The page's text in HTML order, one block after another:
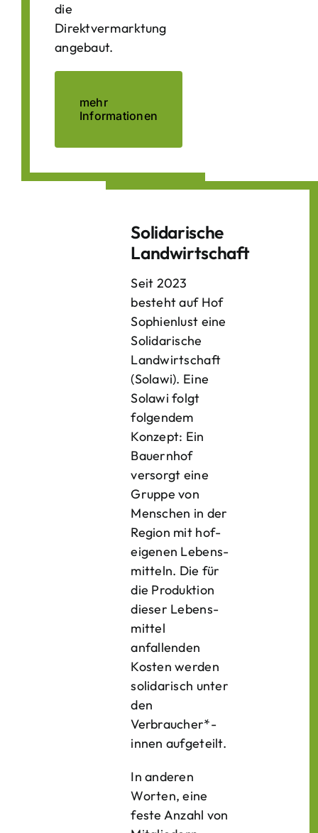
die
Direktvermarktung
angebaut.
mehr
Informationen
Solidarische
Landwirtschaft
Seit 2023
besteht auf Hof
Sophienlust eine
Solidarische
Landwirtschaft
(Solawi). Eine
Solawi folgt
folgendem
Konzept: Ein
Bauern­hof
versorgt eine
Gruppe von
Menschen in der
Region mit hof­
eigenen Lebens­
mitteln. Die für
die Produktion
dieser Lebens­
mittel
anfallenden
Kosten werden
solidarisch unter
den
Verbraucher*­
innen aufgeteilt.
In anderen
Worten, eine
feste Anzahl von